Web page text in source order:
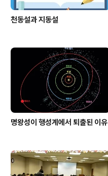
천동설과 지동설
명왕성이 행성계에서 퇴출된 이유